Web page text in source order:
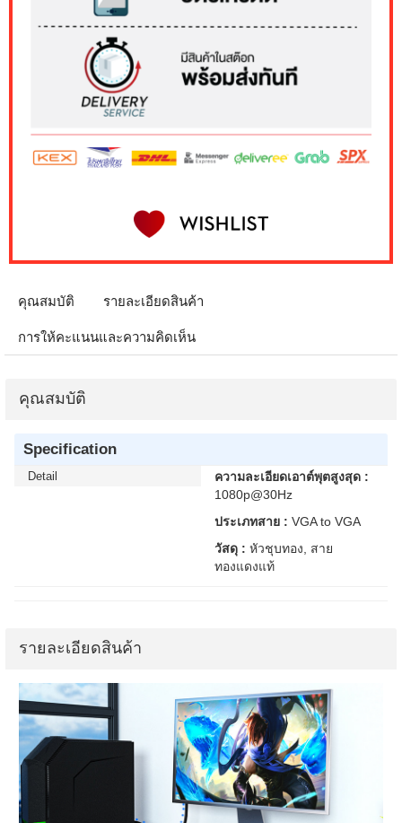
คุณสมบัติ รายละเอียดสินค้า
การให้คะแนนและความคิดเห็น
คุณสมบัติ
Specification
Detail
ความละเอียดเอาต์พุตสูงสุด :
1080p@30Hz
ประเภทสาย : VGA to VGA
วัสดุ : หัวชุบทอง, สาย
ทองแดงแท้
รายละเอียดสินค้า